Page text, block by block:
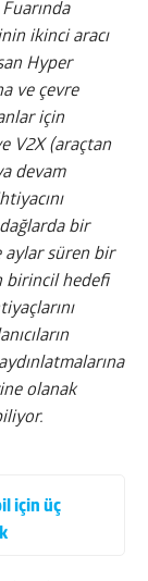
ikinci aracı
Hyper
ve çevre
için
V2X (araçtan
devam
bir
aylar süren bir
birincil hedefi
olanak
için üç